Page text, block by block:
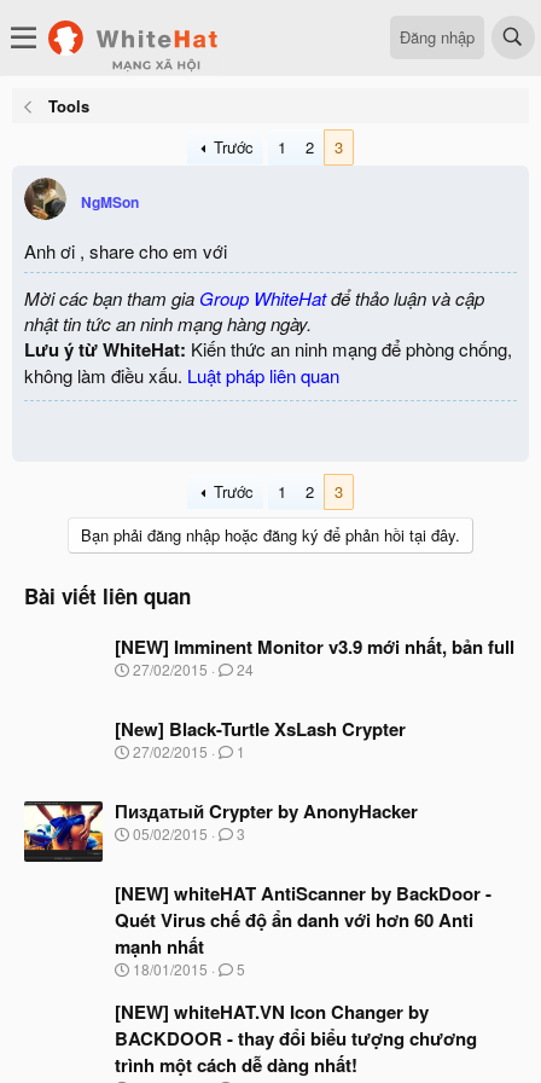
Đăng nhập
Tools
Trước
1 2 3
NgMSon
Anh ơi , share cho em với
Mời các bạn tham gia Group WhiteHatđể thảo luận và cập
nhật tin tức an ninh mạng hàng ngày.
Lưu ý từ WhiteHat: Kiến thức an ninh mạng để phòng chống,
không làm điều xấu. Luật pháp liên quan
Trước 1 2
3
Bạn phải đăng nhập hoặc đăng ký để phản hồi tại đây.
Bài viết liên quan
[NEW] Imminent Monitor v3.9 mới nhất, bản full
N
y
b
ắ
ầ
u
27/02/2015 24
[New] Black-Turtle XsLash Crypter
N
y
b
ắ
đ
ầ
u
27/02/2015 1
Пиздатый Crypter by AnonyHacker
N
y
ắ
t
đ
u
05/02/2015 3
[NEW] whiteHAT AntiScanner by BackDoor -
Quét Virus chế độ ẩn danh với hơn 60 Anti
mạnh nhất
N
à
y
b
ắ
18/01/2015 5
[NEW] whiteHAT.VN Icon Changer by
BACKDOOR - thay đổi biểu tượng chương
trình một cách dễ dàng nhất!